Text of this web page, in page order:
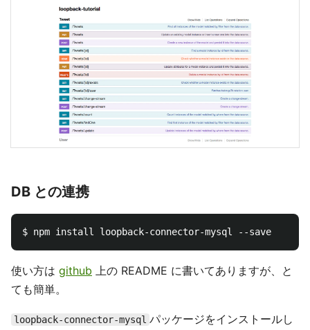
DB との連携
使い方は github 上の README に書いてありますが、と
ても簡単。
loopback-connector-mysql パッケージをインストールし